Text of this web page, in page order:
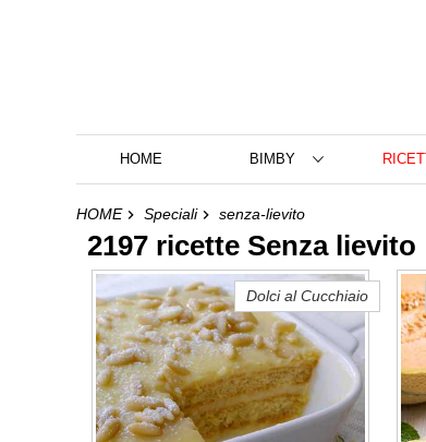
HOME BIMBY
HOME Speciali senza-lievito
2197 ricette Senza lievito
Dolci al Cucchiaio